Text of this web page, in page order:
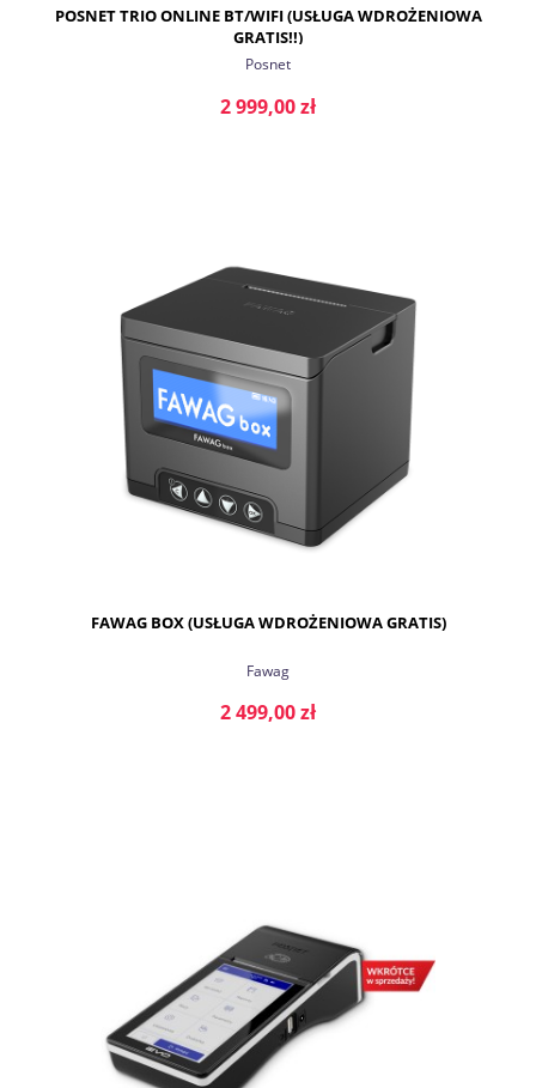
POSNET TRIO ONLINE BT/WIFI (USŁUGA WDROŻENIOWA
GRATIS!!)
Posnet
2 999,00 zł
FAWAG BOX (USŁUGA WDROŻENIOWA GRATIS)
Fawag
2 499,00 zł